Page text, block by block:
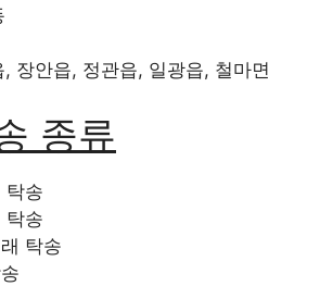
, 장안읍, 정관읍, 일광읍, 철마면
종류
탁송
탁송
탁송